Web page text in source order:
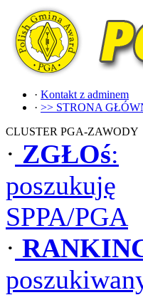
· Kontakt z adminem
· >> STRONA
CLUSTER PGA-ZAWODY
· ZGŁOś:
poszukuję
SPPA/PGA
·